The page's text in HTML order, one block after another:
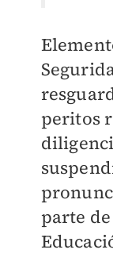
peritos
parte